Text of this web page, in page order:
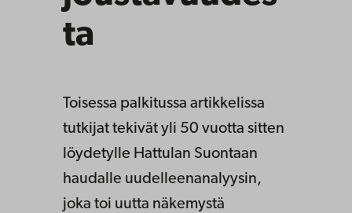
ta
Toisessa palkitussa artikkelissa
tutkijat tekivät yli 50 vuotta sitten
löydetylle Hattulan Suontaan
haudalle uudelleenanalyysin,
joka toi uutta näkemystä